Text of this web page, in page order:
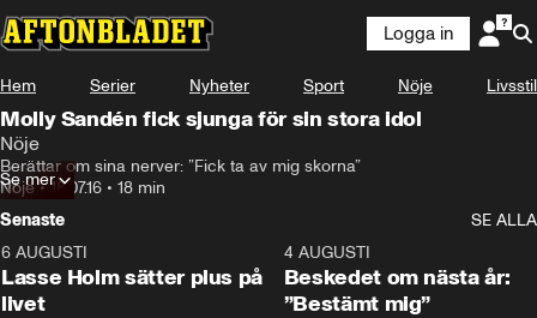
Logga in
Hem Serier Nyheter Sport Nöje Livsstil
Molly Sandén fick sjunga för sin stora idol
Nöje
Berättar om sina nerver: ”Fick ta av mig skorna”
Nöje•18.07.16 • 18 min
Se mer
Senaste
SE ALLA
6 AUGUSTI
Lasse Holm sätter plus på
livet
4 AUGUSTI
Beskedet om nästa år:
”Bestämt mig”